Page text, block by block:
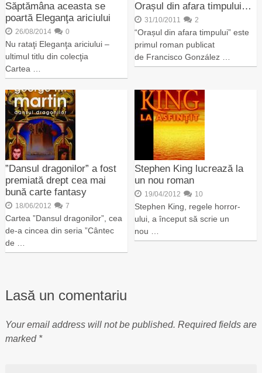
Săptămâna aceasta se
poartă Eleganţa ariciului
26/08/2014 0
Nu rataţi Eleganţa ariciului –
ultimul titlu din colecţia
Cartea …
Orașul din afara timpului…
31/10/2011 2
“Orașul din afara timpului” este
primul roman publicat
de Francisco González …
”Dansul dragonilor” a fost
premiată drept cea mai
bună carte fantasy
18/06/2012 7
Cartea ”Dansul dragonilor”, cea
de-a cincea din seria ”Cântec
de …
Stephen King lucrează la
un nou roman
19/04/2012 10
Stephen King, regele horror-
ului, a început să scrie un
nou …
Lasă un comentariu
Your email address will not be published. Required fields are
marked *